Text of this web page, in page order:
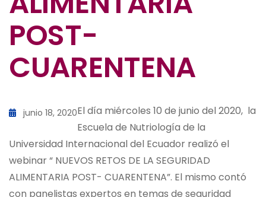
POST-
CUARENTENA
junio 18, 2020El día miércoles 10 de junio del 2020, la
Escuela de Nutriología de la
Universidad Internacional del Ecuador realizó el
webinar “ NUEVOS RETOS DE LA SEGURIDAD
ALIMENTARIA POST- CUARENTENA”. El mismo contó
con panelistas expertos en temas de seguridad